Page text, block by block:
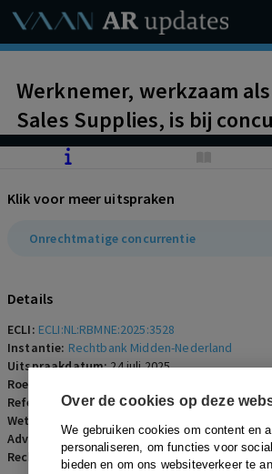
Over de cookies op deze
We gebruiken cookies om content en
personaliseren, om functies voor
bieden en om ons websiteverkeer te
Werknemer, werkzaam
Sales Supplies, is bij
dienst getreden.
concurrentiebeding heeft
geschonden en vordert
Klik voor meer uitspraken
Onrechtmatige concurrentie
Details
ECLI: ECLI:NL:RBMNE:2025:3528
Instantie: Rechtbank Midden-Nederland
Uitspraakdatum:24 juli 2025
Roepnaam:
Referentienummer:AR-2025-0948
Wetsartikelen:
Advocaten:C. Uluman en I. Luijt-Visser
Rechters:I.L. Rijnbout